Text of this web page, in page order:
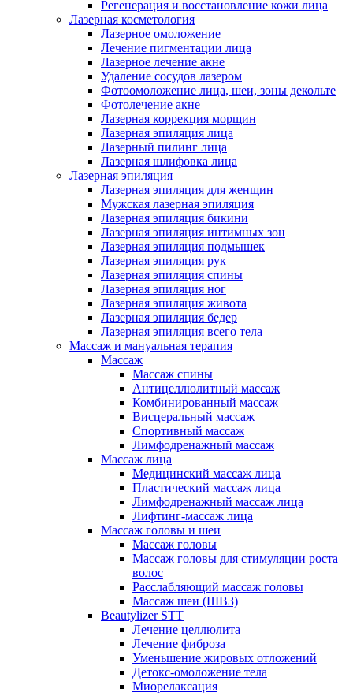
Регенерация и восстановление кожи лица
Лазерная косметология
Лазерное омоложение
Лечение пигментации лица
Лазерное лечение акне
Удаление сосудов лазером
Фотоомоложение лица, шеи, зоны декольте
Фотолечение акне
Лазерная коррекция морщин
Лазерная эпиляция лица
Лазерный пилинг лица
Лазерная шлифовка лица
Лазерная эпиляция
Лазерная эпиляция для женщин
Мужская лазерная эпиляция
Лазерная эпиляция бикини
Лазерная эпиляция интимных зон
Лазерная эпиляция подмышек
Лазерная эпиляция рук
Лазерная эпиляция спины
Лазерная эпиляция ног
Лазерная эпиляция живота
Лазерная эпиляция бедер
Лазерная эпиляция всего тела
Массаж и мануальная терапия
Массаж
Массаж спины
Антицеллюлитный массаж
Комбинированный массаж
Висцеральный массаж
Спортивный массаж
Лимфодренажный массаж
Массаж лица
Медицинский массаж лица
Пластический массаж лица
Лимфодренажный массаж лица
Лифтинг-массаж лица
Массаж головы и шеи
Массаж головы
Массаж головы для стимуляции роста
волос
Расслабляющий массаж головы
Массаж шеи (ШВЗ)
Beautylizer STT
Лечение целлюлита
Лечение фиброза
Уменьшение жировых отложений
Детокс-омоложение тела
Миорелаксация